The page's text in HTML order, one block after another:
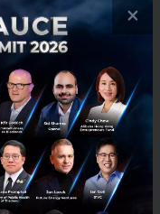
ขับเคลื่อนเศรษฐกิจ
ารส่งออก Content ไทยสู่
นเบอร์หนึ่งทนทานกับทุก
×